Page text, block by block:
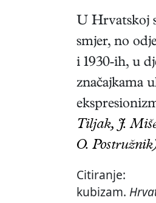
U Hrvatskoj
smjer, no
i 1930-ih, u
značajkama
Tiljak, J.
O.
Citiranje:
kubizam.